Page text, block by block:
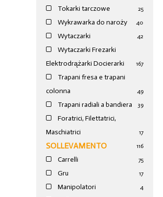
Tokarki tarczowe 25
Wykrawarka do naroży 40
Wytaczarki 42
Wytaczarki Frezarki
Elektrodrążarki Docierarki
167
Trapani fresa e trapani
colonna
49
Trapani radiali a bandiera 39
Foratrici, Filettatrici,
Maschiatrici
17
SOLLEVAMENTO 116
Carrelli 75
Gru 17
Manipolatori 4